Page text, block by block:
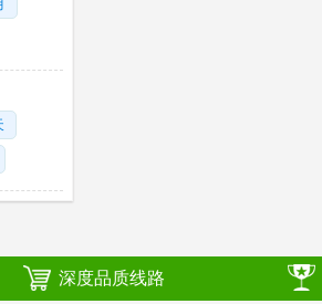
深度品质线路